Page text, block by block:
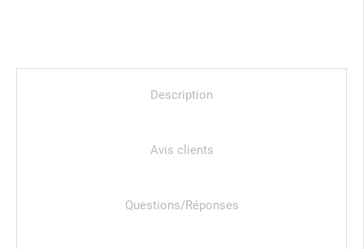
Description
Avis clients
Questions/Réponses